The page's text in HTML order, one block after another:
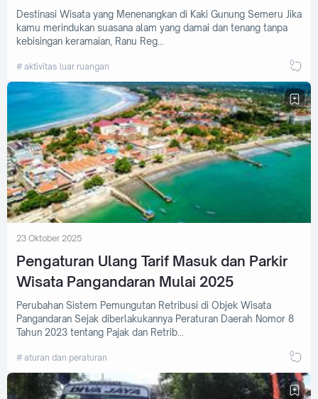
Destinasi Wisata yang Menenangkan di Kaki Gunung Semeru Jika
kamu merindukan suasana alam yang damai dan tenang tanpa
kebisingan keramaian, Ranu Reg…
aktivitas luar ruangan 0
23 Oktober 2025
Pengaturan Ulang Tarif Masuk dan Parkir
Wisata Pangandaran Mulai 2025
Perubahan Sistem Pemungutan Retribusi di Objek Wisata
Pangandaran Sejak diberlakukannya Peraturan Daerah Nomor 8
Tahun 2023 tentang Pajak dan Retrib…
aturan dan peraturan 0